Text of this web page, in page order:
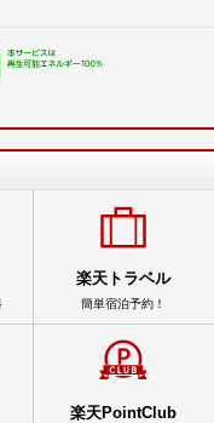
楽天トラベル
簡単宿泊予約！
楽天PointClub